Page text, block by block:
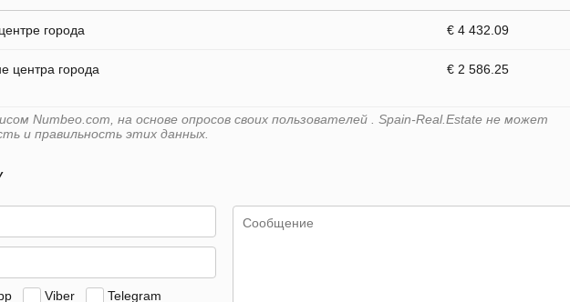
города € 4 432.09
центра города € 2 586.25
Numbeo.com, на основе опросов своих пользователей . Spain-Real.Estate не может
и правильность этих данных.
Viber Telegram